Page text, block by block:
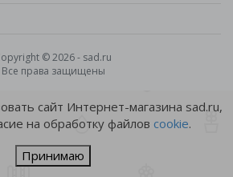
© 2026 - sad.ru
Все права защищены
сайт Интернет-магазина sad.ru,
на обработку файлов cookie.
Принимаю